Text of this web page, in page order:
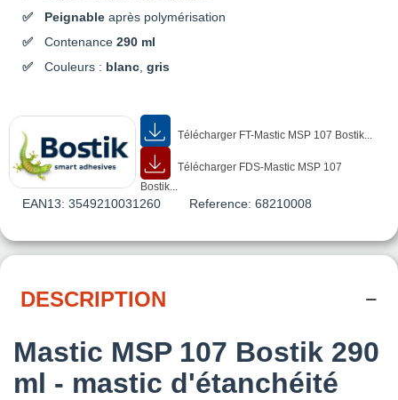
Peignable après polymérisation
Contenance 290 ml
Couleurs : blanc gris
Télécharger FT-Mastic MSP 107 Bostik...
Télécharger FDS-Mastic MSP 107
Bostik...
EAN13: 3549210031260 Reference: 68210008
DESCRIPTION
Mastic MSP 107 Bostik 290
ml - mastic d'étanchéité